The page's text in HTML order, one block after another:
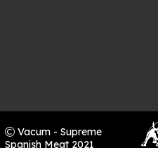
Vacum - Supreme
Spanish Meat 2021